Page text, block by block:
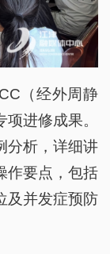
（经外周静
进修成果。
分析，详细讲
作要点，包括
及并发症预防